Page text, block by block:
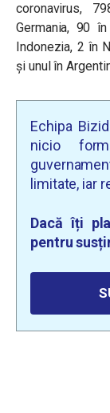
coronavirus,
Germania, 90
Indonezia, 2 în
și unul în
Echipa
nicio
limitate, iar
Dacă îți
pentru